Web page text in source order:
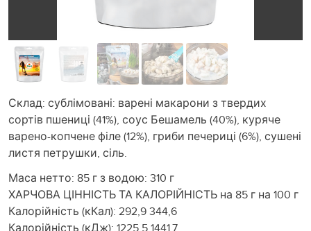
Склад: сублімовані: варені макарони з твердих
сортів пшениці (41%), соус Бешамель (40%), куряче
варено-копчене філе (12%), гриби печериці (6%), сушені
листя петрушки, сіль.
Маса нетто: 85 г з водою: 310 г
ХАРЧОВА ЦІННІСТЬ ТА КАЛОРІЙНІСТЬ на 85 г на 100 г
Калорійність (кКал): 292,9 344,6
Калорійність (кДж): 1225,5 1441,7